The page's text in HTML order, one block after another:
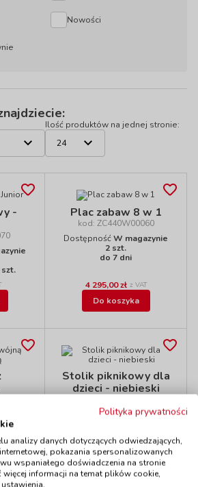
Nowości
Ilość produktów na jednej stronie:
-
szt.
Plac zabaw 8 w 1
kod: ZC440W00060
DostępnośćW magazynie
2 szt.
do 7 dni
4 295,00 zł z VAT
Do koszyka
Stolik piknikowy dla
dzieci - niebieski
DostępnośćW magazynie
715,00 zł z VAT
Polityka prywatności
analizy danych dotyczących odwiedzających,
pokazania spersonalizowanych
wspaniałego doświadczenia na stronie
więcej informacji na temat plików cookie,